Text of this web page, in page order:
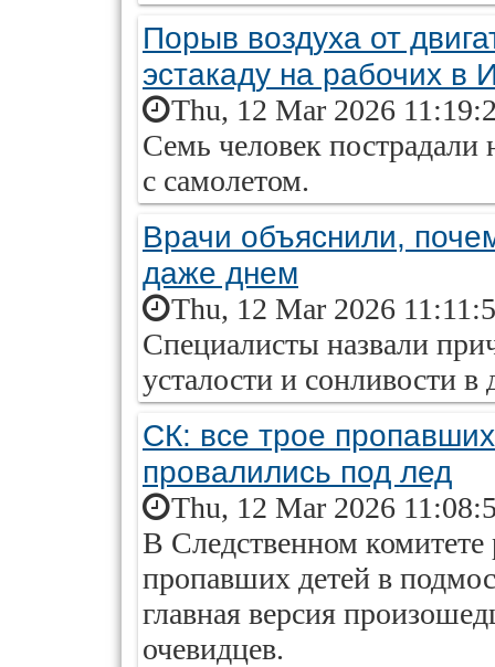
Порыв воздуха от
эстакаду на рабочих в
Thu, 12 Mar 2026
Cемь человек пострадали
с самолетом.
Врачи объяснили,
даже днем
Thu, 12 Mar 2026
Специалисты назвали
усталости и сонливости в
СК: все трое
провалились под лед
Thu, 12 Mar 2026
В Следственном комитете
пропавших детей в
главная версия
очевидцев.